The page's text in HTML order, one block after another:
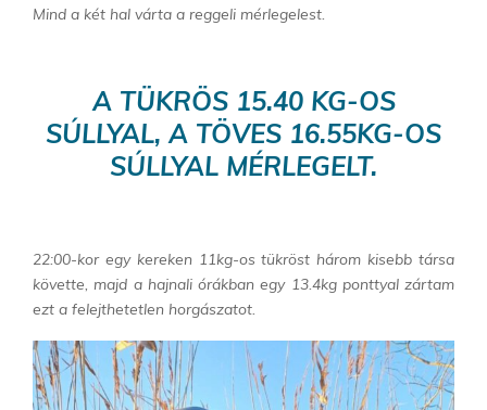
Mind a két hal várta a reggeli mérlegelest.
A TÜKRÖS 15.40 KG-OS
SÚLLYAL, A TÖVES 16.55KG-OS
SÚLLYAL MÉRLEGELT.
22:00-kor egy kereken 11kg-os tükröst három kisebb társa
követte, majd a hajnali órákban egy 13.4kg ponttyal zártam
ezt a felejthetetlen horgászatot.